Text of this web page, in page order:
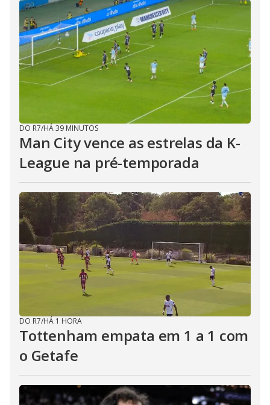
DO R7/HÁ 39 MINUTOS
Man City vence as estrelas da K-
League na pré-temporada
DO R7/HÁ 1 HORA
Tottenham empata em 1 a 1 com
o Getafe